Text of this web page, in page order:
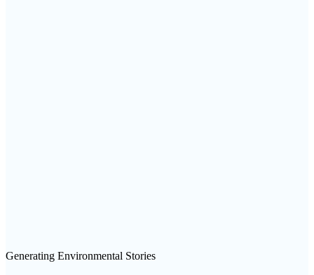
Generating Environmental Stories